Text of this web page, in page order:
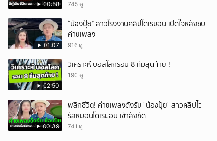
00:58 745 ดู
01:07
“น้องปุ้ย” สาวโรงงานคลิปโดเรมอน เปิดใจหลังซบ
ค่ายเพลง
916 ดู
02:50
วิเคราะห์ บอลโลกรอบ 8 ทีมสุดท้าย !
190 ดู
00:39
พลิกชีวิต! ค่ายเพลงดังรับ "น้องปุ้ย" สาวคลิปไว
รัลหมอนโดเรมอน เข้าสังกัด
741 ดู